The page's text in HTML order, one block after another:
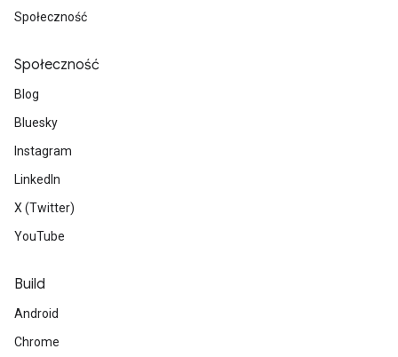
Społeczność
Społeczność
Blog
Bluesky
Instagram
LinkedIn
X (Twitter)
YouTube
Build
Android
Chrome